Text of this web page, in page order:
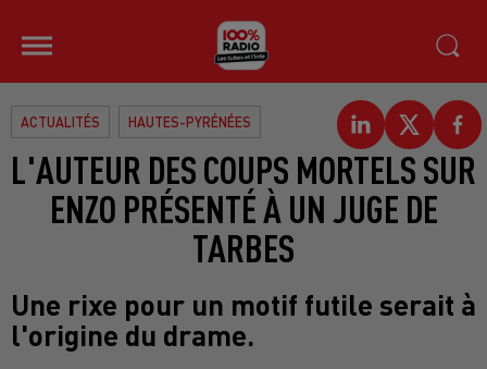
ACTUALITÉS HAUTES-PYRÉNÉES
L'AUTEUR DES COUPS MORTELS SUR
ENZO PRÉSENTÉ À UN JUGE DE
TARBES
Une rixe pour un motif futile serait à
l'origine du drame.